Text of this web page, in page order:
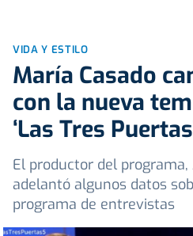
VIDA Y ESTILO
María Casado
con la nueva
‘Las Tres
El productor del
adelantó algunos datos
programa de entrevistas